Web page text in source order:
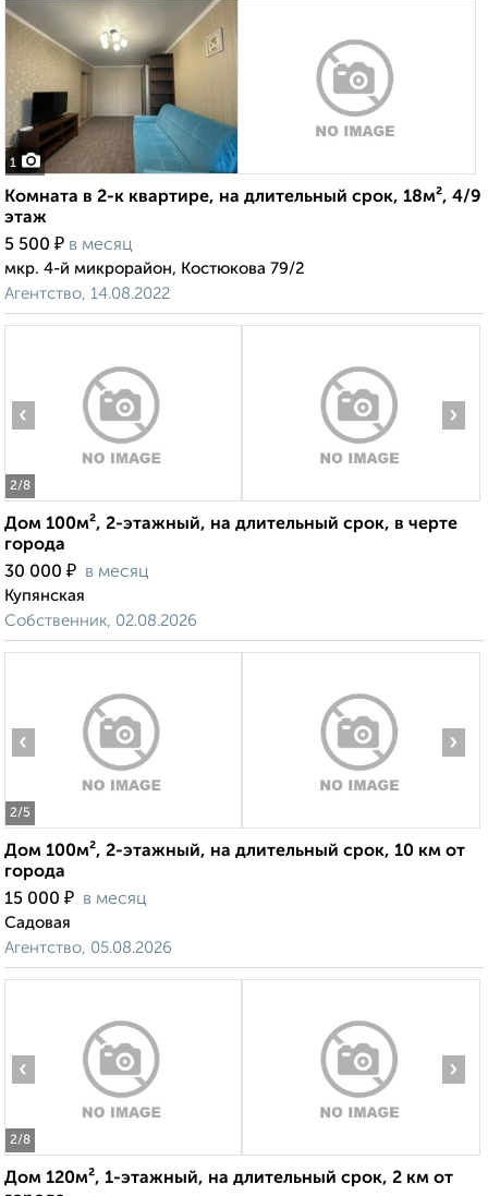
1
Комната в 2-к квартире, на длительный срок, 18м², 4/9
этаж
5 500 ₽ в месяц
мкр. 4-й микрорайон, Костюкова 79/2
Агентство, 14.08.2022
2/8
‹ ›
Дом 100м², 2-этажный, на длительный срок, в черте
города
30 000 ₽ в месяц
Купянская
Собственник, 02.08.2026
2/5
‹ ›
Дом 100м², 2-этажный, на длительный срок, 10 км от
города
15 000 ₽ в месяц
Садовая
Агентство, 05.08.2026
2/8
‹ ›
Дом 120м², 1-этажный, на длительный срок, 2 км от